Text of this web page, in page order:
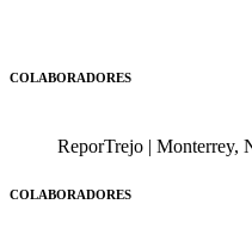
COLABORADORES
ReporTrejo | Monterrey,
COLABORADORES